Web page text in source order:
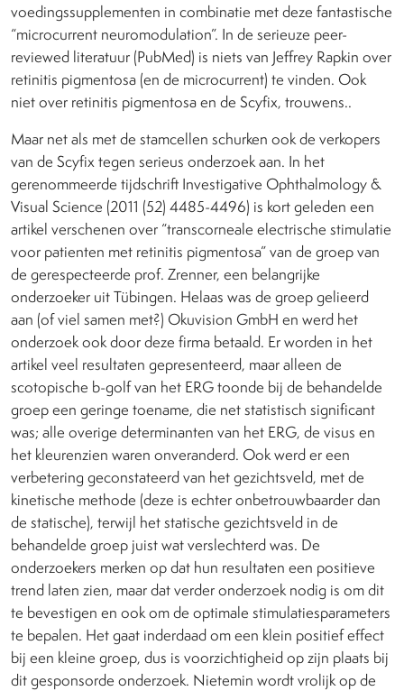
voedingssupplementen in combinatie met deze fantastische
“microcurrent neuromodulation”. In de serieuze peer-
reviewed literatuur (PubMed) is niets van Jeffrey Rapkin over
retinitis pigmentosa (en de microcurrent) te vinden. Ook
niet over retinitis pigmentosa en de Scyfix, trouwens..
Maar net als met de stamcellen schurken ook de verkopers
van de Scyfix tegen serieus onderzoek aan. In het
gerenommeerde tijdschrift Investigative Ophthalmology &
Visual Science (2011 (52) 4485-4496) is kort geleden een
artikel verschenen over “transcorneale electrische stimulatie
voor patienten met retinitis pigmentosa” van de groep van
de gerespecteerde prof. Zrenner, een belangrijke
onderzoeker uit Tübingen. Helaas was de groep gelieerd
aan (of viel samen met?) Okuvision GmbH en werd het
onderzoek ook door deze firma betaald. Er worden in het
artikel veel resultaten gepresenteerd, maar alleen de
scotopische b-golf van het ERG toonde bij de behandelde
groep een geringe toename, die net statistisch significant
was; alle overige determinanten van het ERG, de visus en
het kleurenzien waren onveranderd. Ook werd er een
verbetering geconstateerd van het gezichtsveld, met de
kinetische methode (deze is echter onbetrouwbaarder dan
de statische), terwijl het statische gezichtsveld in de
behandelde groep juist wat verslechterd was. De
onderzoekers merken op dat hun resultaten een positieve
trend laten zien, maar dat verder onderzoek nodig is om dit
te bevestigen en ook om de optimale stimulatiesparameters
te bepalen. Het gaat inderdaad om een klein positief effect
bij een kleine groep, dus is voorzichtigheid op zijn plaats bij
dit gesponsorde onderzoek. Nietemin wordt vrolijk op de